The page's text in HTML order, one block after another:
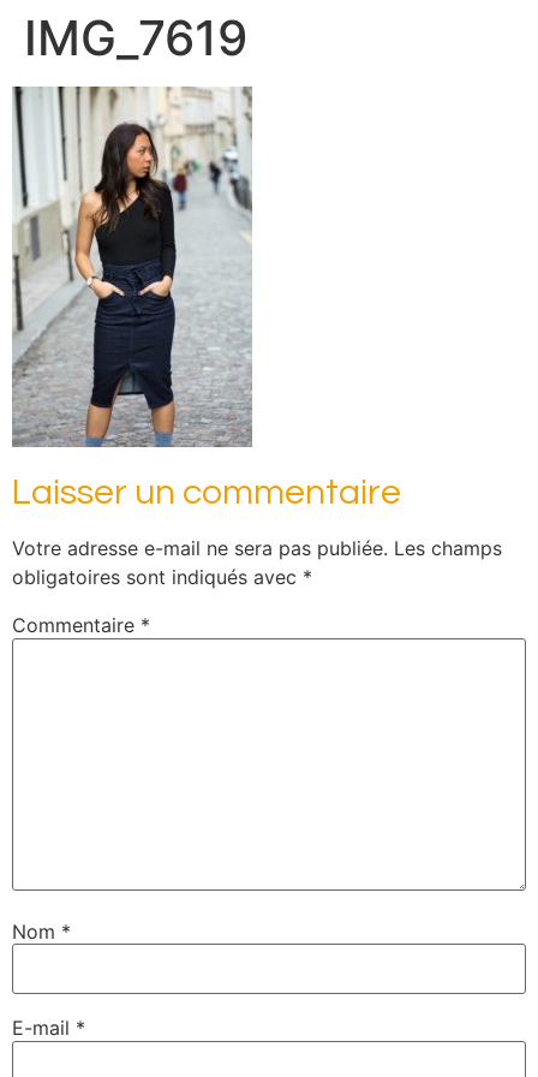
IMG_7619
Laisser un commentaire
Votre adresse e-mail ne sera pas publiée. Les champs
obligatoires sont indiqués avec *
Commentaire *
Nom *
E-mail *